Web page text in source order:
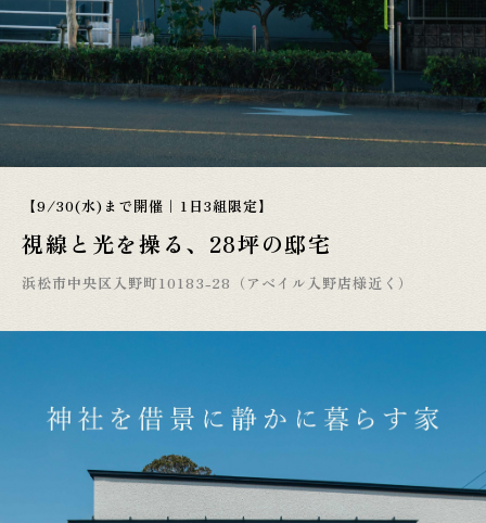
【9/30(水)まで開催｜1日3組限定】
視線と光を操る、28坪の邸宅
浜松市中央区入野町10183-28（アベイル入野店様近く）